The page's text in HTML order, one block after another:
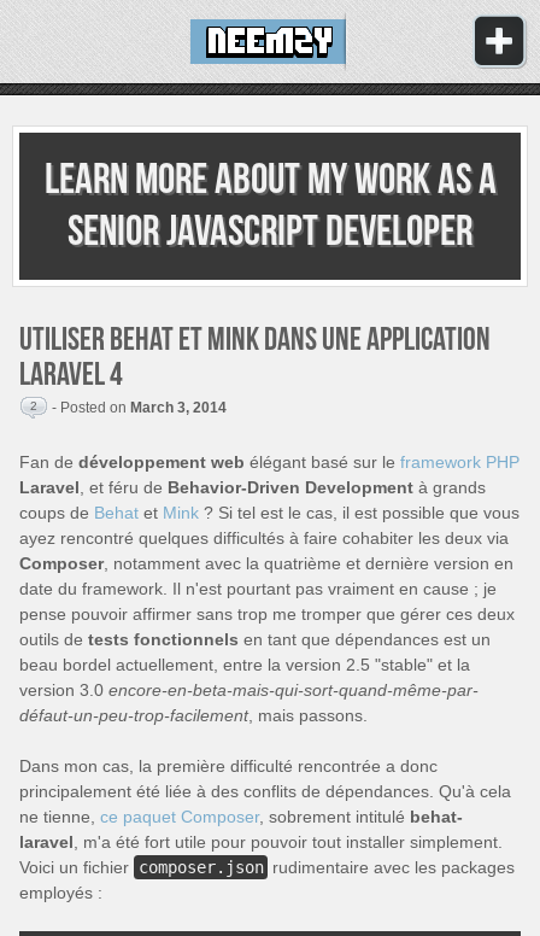
Learn more about my work asa
senior JavaScript developer
Utiliser Behat et Mink dans une application
Laravel 4
2 - Posted on March 3, 2014
Fan de développement web élégant basé sur le framework PHP
Laravel , et féru de Behavior-Driven Development à grands
coups de Behat et Mink ? Si tel est le cas, il est possible que vous
ayez rencontré quelques difficultés à faire cohabiter les deux via
Composer, notamment avec la quatrième et dernière version en
date du framework. Il n'est pourtant pas vraiment en cause ; je
pense pouvoir affirmer sans trop me tromper que gérer ces deux
outils de tests fonctionnels en tant que dépendances est un
beau bordel actuellement, entre la version 2.5 "stable" et la
version 3.0 encore-en-beta-mais-qui-sort-quand-même-par-
défaut-un-peu-trop-facilement, mais passons.
Dans mon cas, la première difficulté rencontrée a donc
principalement été liée à des conflits de dépendances. Qu'à cela
ne tienne, ce paquet Composer, sobrement intitulé behat-
laravel , m'a été fort utile pour pouvoir tout installer simplement.
Voici un fichier composer.json rudimentaire avec les packages
employés :